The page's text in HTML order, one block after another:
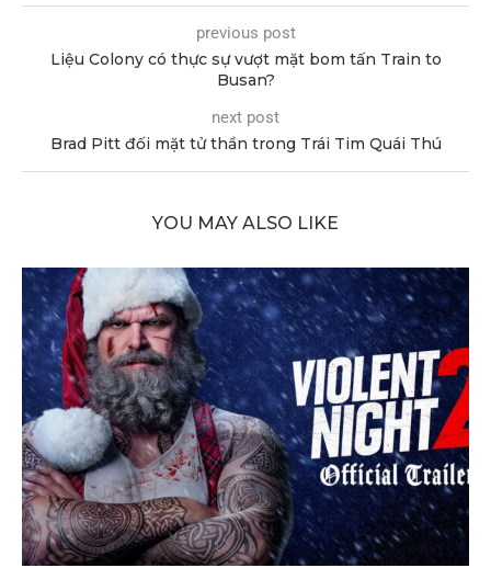
previous post
Liệu Colony có thực sự vượt mặt bom tấn Train to
Busan?
next post
Brad Pitt đối mặt tử thần trong Trái Tim Quái Thú
YOU MAY ALSO LIKE